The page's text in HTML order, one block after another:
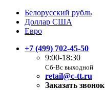
Белорусский рубль
Доллар США
Евро
+7 (499) 702-45-50
9:00-18:30
Сб-Вс выходной
retail@c-tt.ru
Заказать звонок